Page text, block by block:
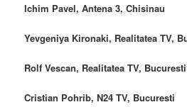
Ichim Pavel, Antena 3, Chisinau
Yevgeniya Kironaki, Realitatea TV,
Rolf Vescan, Realitatea TV, Bucuresti
Cristian Pohrib, N24 TV, Bucuresti